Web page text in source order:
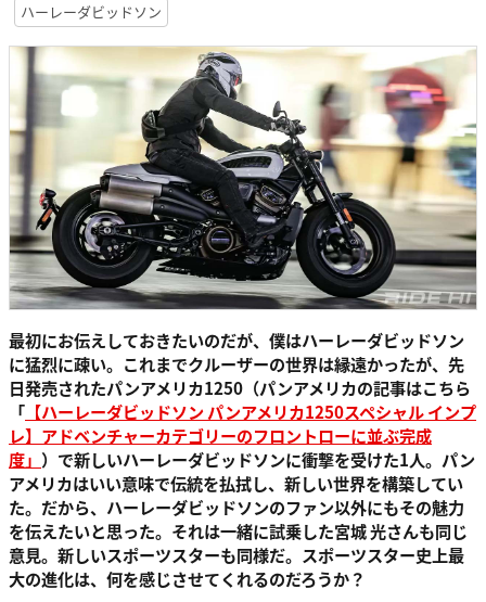
ハーレーダビッドソン
最初にお伝えしておきたいのだが、僕はハーレーダビッドソン
に猛烈に疎い。これまでクルーザーの世界は縁遠かったが、先
日発売されたパンアメリカ1250（パンアメリカの記事はこちら
「 【ハーレーダビッドソン パンアメリカ1250スペシャル インプ
レ】アドベンチャーカテゴリーのフロントローに並ぶ完成
度」 ）で新しいハーレーダビッドソンに衝撃を受けた1人。パン
アメリカはいい意味で伝統を払拭し、新しい世界を構築してい
た。だから、ハーレーダビッドソンのファン以外にもその魅力
を伝えたいと思った。それは一緒に試乗した宮城 光さんも同じ
意見。新しいスポーツスターも同様だ。スポーツスター史上最
大の進化は、何を感じさせてくれるのだろうか？